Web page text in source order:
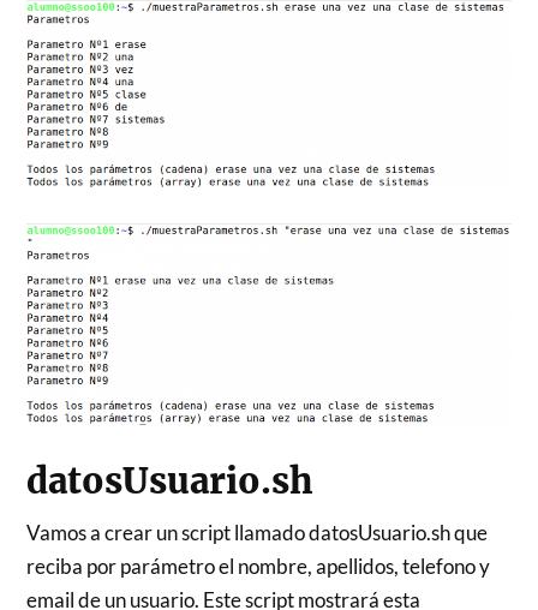
datosUsuario.sh
Vamos a crear un script llamado datosUsuario.sh que
reciba por parámetro el nombre, apellidos, telefono y
email de un usuario. Este script mostrará esta